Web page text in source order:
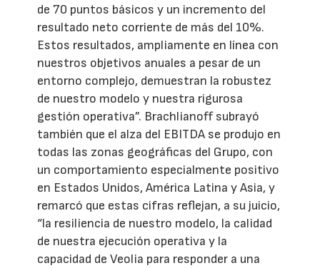
de 70 puntos básicos y un incremento del
resultado neto corriente de más del 10%.
Estos resultados, ampliamente en línea con
nuestros objetivos anuales a pesar de un
entorno complejo, demuestran la robustez
de nuestro modelo y nuestra rigurosa
gestión operativa”. Brachlianoff subrayó
también que el alza del EBITDA se produjo en
todas las zonas geográficas del Grupo, con
un comportamiento especialmente positivo
en Estados Unidos, América Latina y Asia, y
remarcó que estas cifras reflejan, a su juicio,
“la resiliencia de nuestro modelo, la calidad
de nuestra ejecución operativa y la
capacidad de Veolia para responder a una